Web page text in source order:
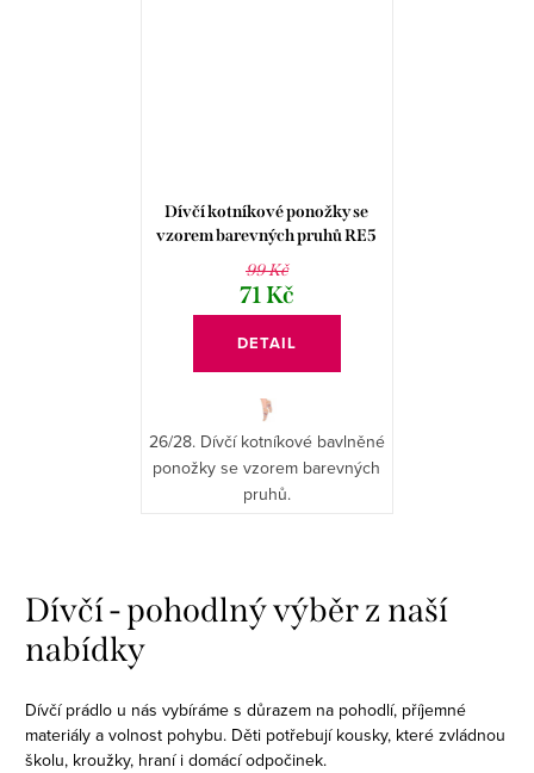
Dívčí kotníkové ponožky se
vzorem barevných pruhů RE5
004 STEVEN
99 Kč
71 Kč
DETAIL
26/28. Dívčí kotníkové bavlněné
ponožky se vzorem barevných
pruhů.
v
l
á
a
c
Dívčí - pohodlný výběr z naší
nabídky
Dívčí prádlo u nás vybíráme s důrazem na pohodlí, příjemné
materiály a volnost pohybu. Děti potřebují kousky, které zvládnou
školu, kroužky, hraní i domácí odpočinek.